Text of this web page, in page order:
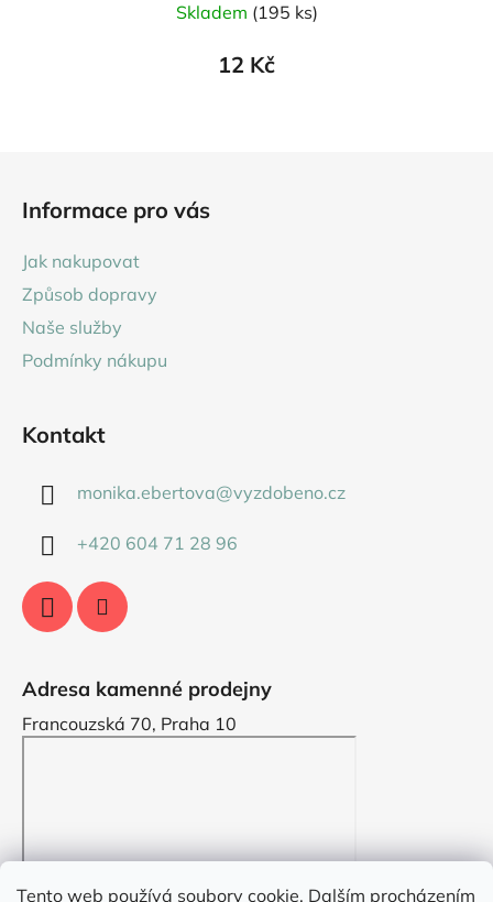
Tento web používá soubory cookie. Dalším procházením
Skladem (195 ks)
12 Kč
Informace pro vás
Jak nakupovat
Způsob dopravy
Naše služby
Podmínky nákupu
Kontakt
monika.ebertova@vyzdobeno.cz
+420 604 71 28 96
Adresa kamenné prodejny
Francouzská 70, Praha 10